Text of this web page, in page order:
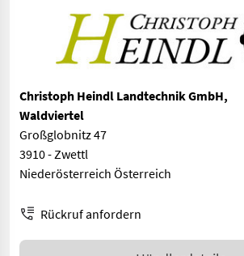
Christoph Heindl Landtechnik GmbH,
Waldviertel
Großglobnitz 47
3910 - Zwettl
Niederösterreich Österreich
Rückruf anfordern